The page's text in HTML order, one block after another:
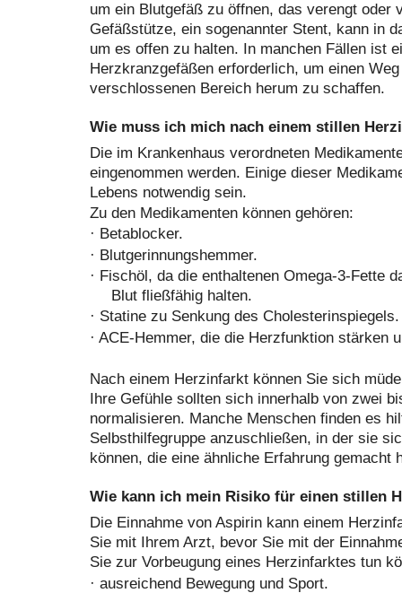
um ein Blutgefäß zu öffnen, das verengt oder
Gefäßstütze, ein sogenannter Stent, kann in
um es offen zu halten. In manchen Fällen ist
Herzkranzgefäßen erforderlich, um einen
verschlossenen Bereich herum zu schaffen.
Wie muss ich mich nach einem stillen
Die im Krankenhaus verordneten
eingenommen werden. Einige dieser
Lebens notwendig sein.
Zu den Medikamenten können gehören:
· Betablocker.
· Blutgerinnungshemmer.
· Fischöl, da die enthaltenen Omega-3-Fette
Blut fließfähig halten.
· Statine zu Senkung des Cholesterinspiegels.
· ACE-Hemmer, die die Herzfunktion stärken
Nach einem Herzinfarkt können Sie sich
Ihre Gefühle sollten sich innerhalb von zwei
normalisieren. Manche Menschen finden es
Selbsthilfegruppe anzuschließen, in der sie
können, die eine ähnliche Erfahrung gemacht
Wie kann ich mein Risiko für einen stillen
Die Einnahme von Aspirin kann einem
Sie mit Ihrem Arzt, bevor Sie mit der
Sie zur Vorbeugung eines Herzinfarktes tun
· ausreichend Bewegung und Sport.